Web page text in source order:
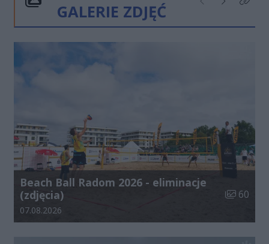
GALERIE ZDJĘĆ
Poprzednie
NastępneKliknij
Beach Ball Radom 2026 - eliminacje
(zdjęcia)
Liczba
60
Data dodania galerii:
07.08.2026